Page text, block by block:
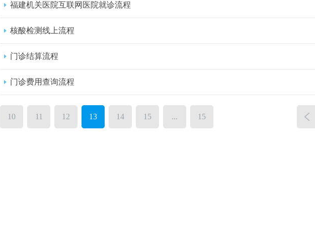
福建机关医院互联网医院就诊流程
核酸检测线上流程
门诊结算流程
门诊费用查询流程
10 11 12 13 14 15 ... 15